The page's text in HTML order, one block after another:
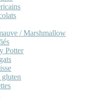
/ Marshmallow
Potter
gluten